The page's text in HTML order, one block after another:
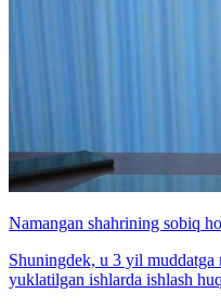
Namangan shahrining sobiq
Shuningdek, u 3 yil
yuklatilgan ishlarda ishlash